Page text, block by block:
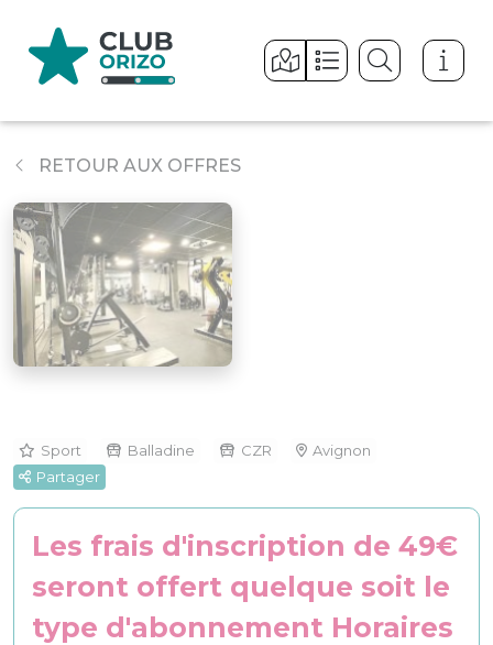
RETOUR AUX OFFRES
Sport Balladine CZR
Avignon
Partager
Les frais d'inscription de 49€
seront offert quelque soit le
type d'abonnement Horaires